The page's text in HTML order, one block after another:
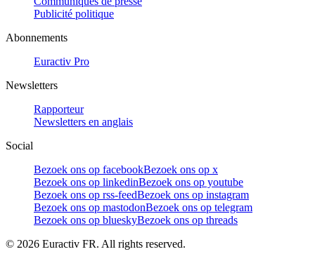
Publicité politique
Abonnements
Euractiv Pro
Newsletters
Rapporteur
Newsletters en anglais
Social
Bezoek ons op facebookBezoek ons op x
Bezoek ons op linkedinBezoek ons op youtube
Bezoek ons op rss-feedBezoek ons op instagram
Bezoek ons op mastodonBezoek ons op telegram
Bezoek ons op blueskyBezoek ons op threads
© 2026 Euractiv FR. All rights reserved.